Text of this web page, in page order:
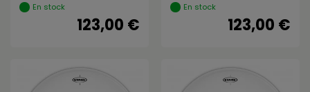
En stock
123,00 €
En stock
123,00 €